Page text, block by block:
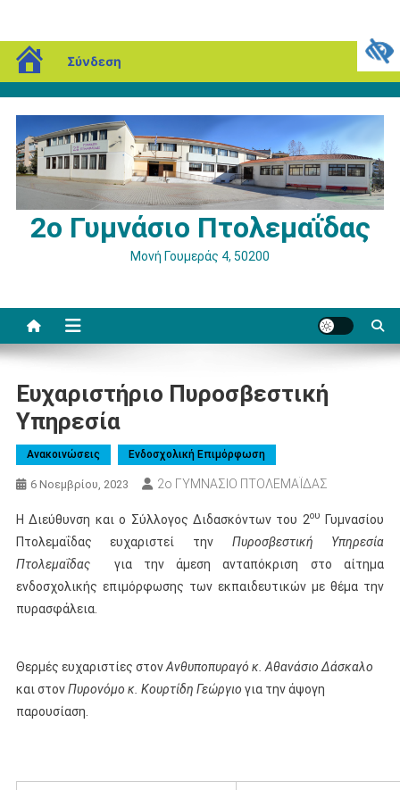
blogs.sch.gr
Σύνδεση
Μεταπηδήστε
στο
περιεχόμενο
2ο Γυμνάσιο Πτολεμαΐδας
Μονή Γουμεράς 4, 50200
Ευχαριστήριο Πυροσβεστική
Υπηρεσία
Ανακοινώσεις Ενδοσχολική Επιμόρφωση
6 Νοεμβρίου, 2023 2ο ΓΥΜΝΑΣΙΟ ΠΤΟΛΕΜΑΪΔΑΣ
Η Διεύθυνση και ο Σύλλογος Διδασκόντων του 2ου
Γυμνασίου
Πτολεμαΐδας ευχαριστεί την Πυροσβεστική Υπηρεσία
Πτολεμαΐδαςγια την άμεση ανταπόκριση στο αίτημα
ενδοσχολικής επιμόρφωσης των εκπαιδευτικών με θέμα την
πυρασφάλεια.
Θερμές ευχαριστίες στονΑνθυποπυραγό κ. Αθανάσιο Δάσκαλο
και στονΠυρονόμο κ. Κουρτίδη Γεώργιο για την άψογη
παρουσίαση.